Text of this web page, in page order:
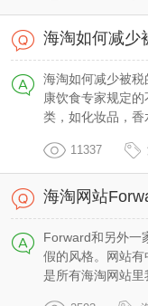
海淘如何减少
海淘如何减少被
康饮食专家规定
类，如化妆品，香
11337
海淘网站
Forward和另外一
假的风格。网站
是所有海淘网站里